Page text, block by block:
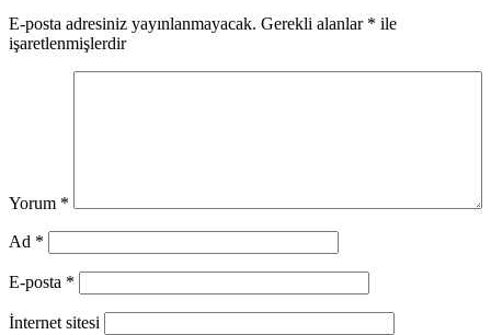
E-posta adresiniz yayınlanmayacak. Gerekli alanlar * ile
işaretlenmişlerdir
Yorum *
Ad *
E-posta *
İnternet sitesi